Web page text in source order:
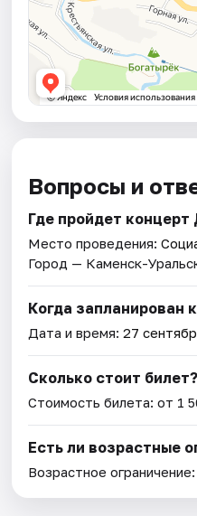
Вопросы и
Где пройдет
Место проведения:
Город — Каменск-
Когда запланирован
Дата и время:27
Сколько стоит билет?
Стоимость билета: от 1
Есть ли возрастные
Возрастное